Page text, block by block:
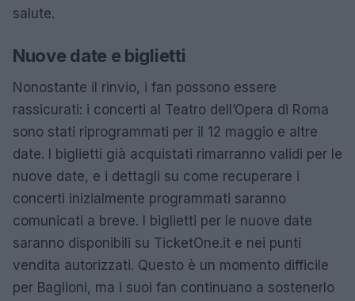
salute.
Nuove date e biglietti
Nonostante il rinvio, i fan possono essere
rassicurati: i concerti al Teatro dell’Opera di Roma
sono stati riprogrammati per il 12 maggio e altre
date. I biglietti già acquistati rimarranno validi per le
nuove date, e i dettagli su come recuperare i
concerti inizialmente programmati saranno
comunicati a breve. I biglietti per le nuove date
saranno disponibili su TicketOne.it e nei punti
vendita autorizzati. Questo è un momento difficile
per Baglioni, ma i suoi fan continuano a sostenerlo